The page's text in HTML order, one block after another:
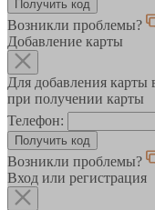
Возникли проблемы?
Добавление карты
Для добавления карты
при получении карты
Телефон:
Возникли проблемы?
Вход или регистрация